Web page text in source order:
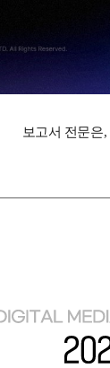
보고서 전문은,